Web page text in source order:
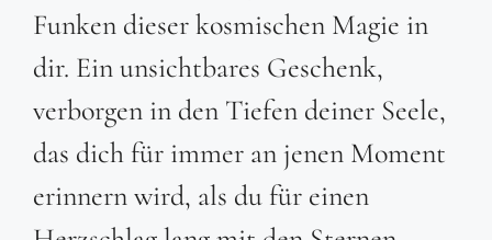
Funken dieser kosmischen Magie in
dir. Ein unsichtbares Geschenk,
verborgen in den Tiefen deiner Seele,
das dich für immer an jenen Moment
erinnern wird, als du für einen